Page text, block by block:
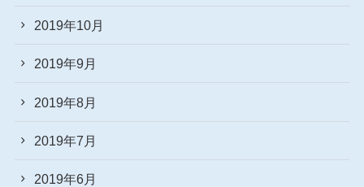
2019年10月
2019年9月
2019年8月
2019年7月
2019年6月